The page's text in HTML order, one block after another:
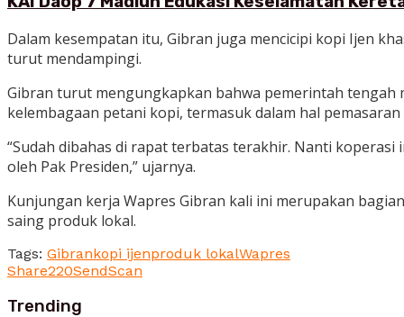
Dalam kesempatan itu, Gibran juga mencicipi kopi Ijen
turut mendampingi.
Gibran turut mengungkapkan bahwa pemerintah tengah
kelembagaan petani kopi, termasuk dalam hal pemasaran
“Sudah dibahas di rapat terbatas terakhir. Nanti
oleh Pak Presiden,” ujarnya.
Kunjungan kerja Wapres Gibran kali ini merupakan
saing produk lokal.
Tags: Gibrankopi ijenproduk lokalWapres
Share220SendScan
Trending